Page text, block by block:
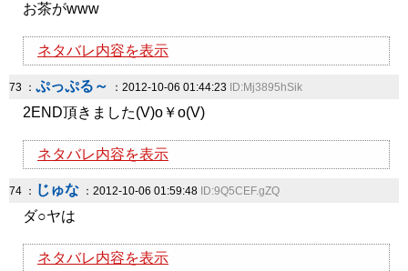
お茶がwww
ネタバレ内容を表示
73 ： ぷっぷる～ ：2012-10-06 01:44:23 ID:Mj3895hSik
2END頂きました(V)o￥o(V)
ネタバレ内容を表示
74 ： じゅな ：2012-10-06 01:59:48 ID:9Q5CEF.gZQ
ダ○ヤは
ネタバレ内容を表示